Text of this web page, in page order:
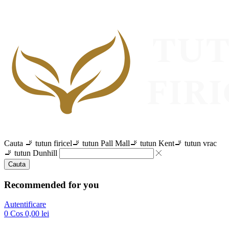
Cauta 🚬 tutun firicel🚬 tutun Pall Mall🚬 tutun Kent🚬 tutun vrac
🚬 tutun Dunhill
Cauta
Recommended for you
Autentificare
0 Cos 0,00 lei